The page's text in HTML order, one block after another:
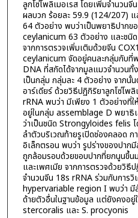
ลูกโซ่โพลิเมอเรส โดยเพิ่มจำนวน
ผลบวก ร้อยละ 59.9 (124/207) แ
64 ตัวอย่าง พบว่าเป็นพยาธิปาก
ceylanicum 63 ตัวอย่าง และช
จากการตรวจเพิ่มเติมด้วยจีน
ceylanicum จัดอยู่คนละกลุ่มกับที่
DNA ที่สกัดได้จากมูลแมวจำนวน
เป็นกลุ่ม กลุ่มละ 4 ตัวอย่าง จากนั้
อาร์เดียร์ ด้วยวิธีปฏิกิริยาลูกโซ่โพ
rRNA พบว่า มีเพียง 1 ตัวอย่างที่
อยู่ในกลุ่ม assemblage D พยาธิ
ว่าเป็นชนิด Strongyloides felis
ลำตัวบริเวณท้ายรูเปิดช่องคลอด ก
อิเล็กตรอน พบว่า รูปร่างของปาก
ถูกล้อมรอบด้วยขอบปากที่ยกนูนขึ้น
และเพศเมีย จากการตรวจด้วยวิธี
จำนวนจีน 18s rRNA ร่วมกับการวิ
hypervariable region I พบว่า มี
ด้ายตัวอื่นในฐานข้อมูล แต่ยังคงอ
stercoralis และ S. procyonis